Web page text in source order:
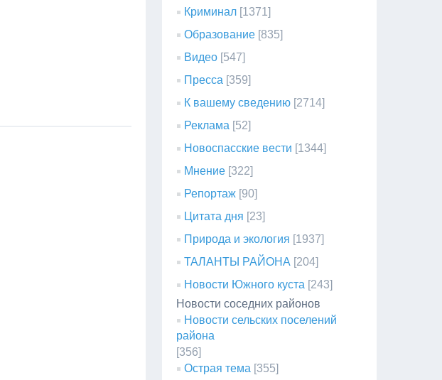
Криминал [1371]
Образование [835]
Видео [547]
Пресса [359]
К вашему сведению [2714]
Реклама [52]
Новоспасские вести [1344]
Мнение [322]
Репортаж [90]
Цитата дня [23]
Природа и экология [1937]
ТАЛАНТЫ РАЙОНА [204]
Новости Южного куста [243]
Новости соседних районов
Новости сельских поселений
района
[356]
Острая тема [355]